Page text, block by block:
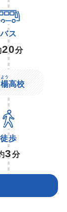
バス
20分
う
高校
徒歩
3分